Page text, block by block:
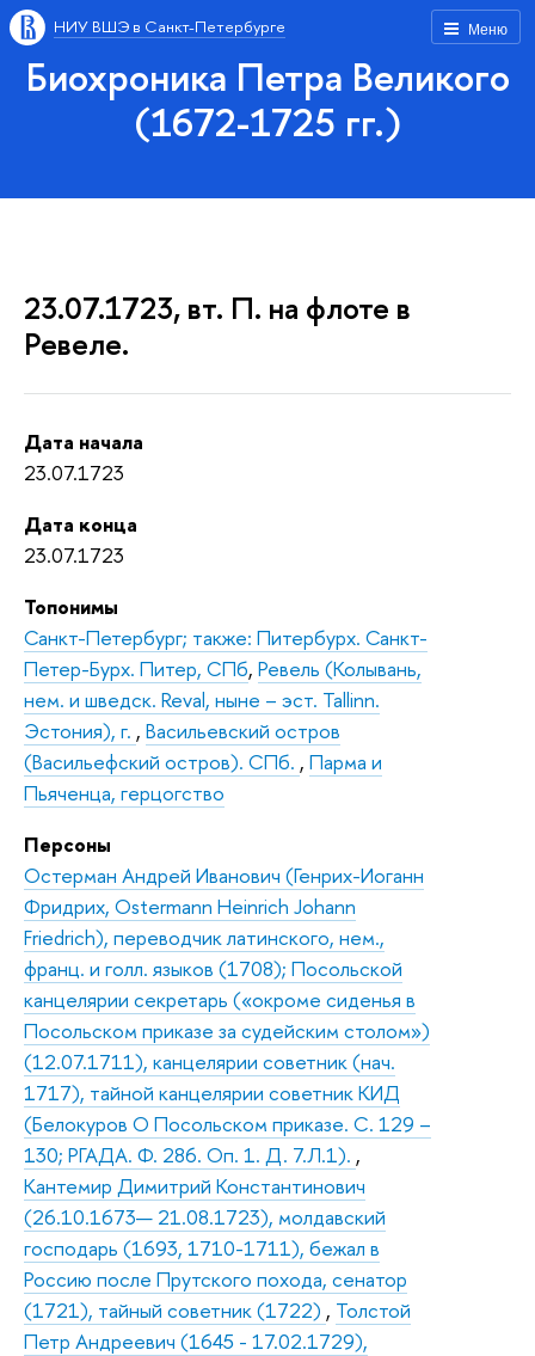
Меню
НИУ ВШЭ в Санкт-Петербурге
Биохроника Петра Великого
(1672-1725 гг.)
23.07.1723, вт. П. на флоте в
Ревеле.
Дата начала
23.07.1723
Дата конца
23.07.1723
Топонимы
Санкт-Петербург; также: Питербурх. Санкт-
Петер-Бурх. Питер, СПб, Ревель (Колывань,
нем. и шведск. Reval, ныне – эст. Tallinn.
Эстония), г. , Васильевский остров
(Васильефский остров). СПб. , Парма и
Пьяченца, герцогство
Персоны
Остерман Андрей Иванович (Генрих-Иоганн
Фридрих, Ostermann Heinrich Johann
Friedrich), переводчик латинского, нем.,
франц. и голл. языков (1708); Посольской
канцелярии секретарь («окроме сиденья в
Посольском приказе за судейским столом»)
(12.07.1711), канцелярии советник (нач.
1717), тайной канцелярии советник КИД
(Белокуров О Посольском приказе. С. 129 –
130; РГАДА. Ф. 286. Оп. 1. Д. 7.Л.1). ,
Кантемир Димитрий Константинович
(26.10.1673— 21.08.1723), молдавский
господарь (1693, 1710-1711), бежал в
Россию после Прутского похода, сенатор
(1721), тайный советник (1722) , Толстой
Петр Андреевич (1645 - 17.02.1729),